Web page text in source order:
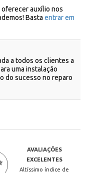
oferecer auxílio nos
Basta entrar em
a todos os clientes a
uma instalação
do sucesso no reparo
AVALIAÇÕES
EXCELENTES
Altíssimo índice de